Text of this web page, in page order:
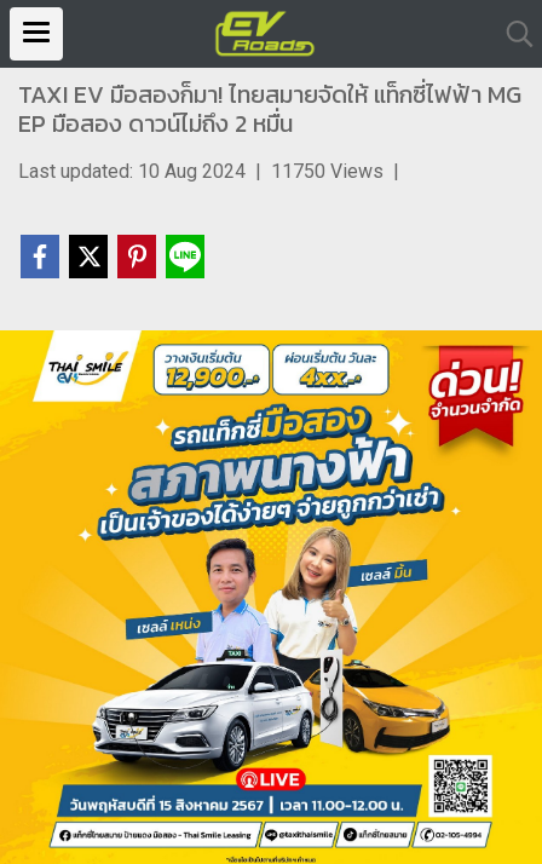
TAXI EV มือสองก็มา! ไทยสมายจัดให้ แท็กซี่ไฟฟ้า MG
EP มือสอง ดาวน์ไม่ถึง 2 หมื่น
Last updated: 10 Aug 2024 | 11750 Views |